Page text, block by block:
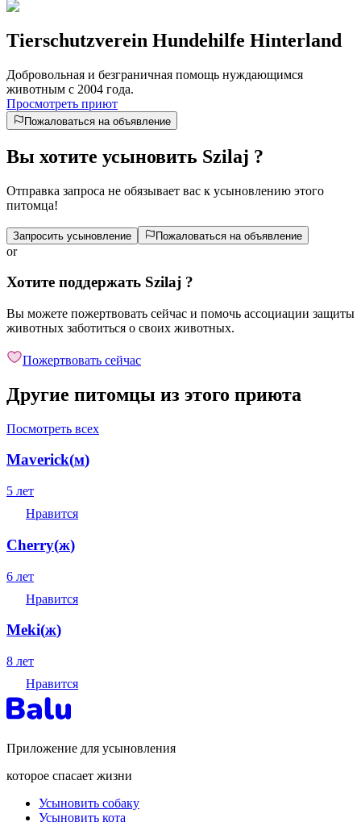
Tierschutzverein Hundehilfe Hinterland
Добровольная и безграничная помощь нуждающимся
животным с 2004 года.
Просмотреть приют
Пожаловаться на объявление
Вы хотите усыновить Szilaj ?
Отправка запроса не обязывает вас к усыновлению этого
питомца!
Запросить усыновление Пожаловаться на объявление
or
Хотите поддержать Szilaj ?
Вы можете пожертвовать сейчас и помочь ассоциации защиты
животных заботиться о своих животных.
Пожертвовать сейчас
Другие питомцы из этого приюта
Посмотреть всех
Maverick(м)
5 лет
Нравится
Cherry(ж)
6 лет
Нравится
Meki(ж)
8 лет
Нравится
Приложение для усыновления
которое спасает жизни
Усыновить собаку
Усыновить кота